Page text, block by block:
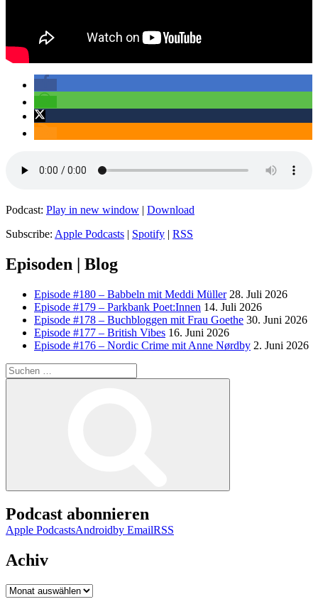
Podcast: Play in new window | Download
Subscribe: Apple Podcasts | Spotify | RSS
Episoden | Blog
Episode #180 – Babbeln mit Meddi Müller 28. Juli 2026
Episode #179 – Parkbank Poet:Innen 14. Juli 2026
Episode #178 – Buchbloggen mit Frau Goethe 30. Juni 2026
Episode #177 – British Vibes 16. Juni 2026
Episode #176 – Nordic Crime mit Anne Nørdby 2. Juni 2026
Suchen
nach:
Podcast abonnieren
Apple PodcastsAndroidby EmailRSS
Achiv
Achiv